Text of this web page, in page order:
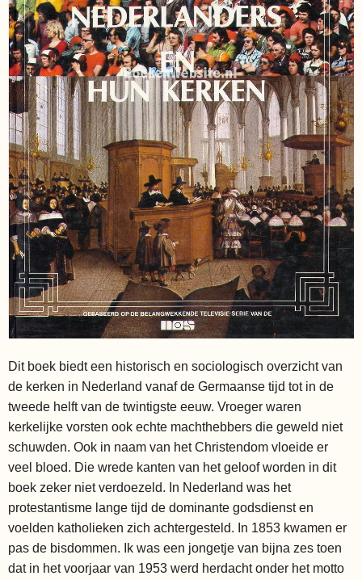
Dit boek biedt een historisch en sociologisch overzicht van
de kerken in Nederland vanaf de Germaanse tijd tot in de
tweede helft van de twintigste eeuw. Vroeger waren
kerkelijke vorsten ook echte machthebbers die geweld niet
schuwden. Ook in naam van het Christendom vloeide er
veel bloed. Die wrede kanten van het geloof worden in dit
boek zeker niet verdoezeld. In Nederland was het
protestantisme lange tijd de dominante godsdienst en
voelden katholieken zich achtergesteld. In 1853 kwamen er
pas de bisdommen. Ik was een jongetje van bijna zes toen
dat in het voorjaar van 1953 werd herdacht onder het motto